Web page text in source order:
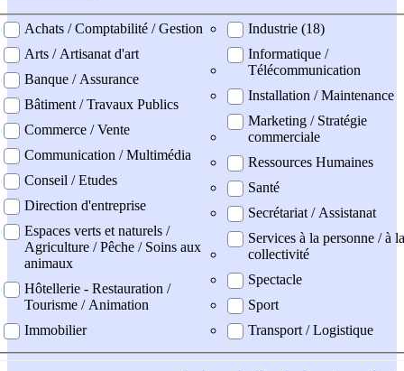
professionel
Achats / Comptabilité / Gestion
Arts / Artisanat d'art
Banque / Assurance
Bâtiment / Travaux Publics
Commerce / Vente
Communication / Multimédia
Conseil / Etudes
Direction d'entreprise
Espaces verts et naturels /
Agriculture / Pêche / Soins aux
animaux
Hôtellerie - Restauration /
Tourisme / Animation
Immobilier
Industrie (18)
Informatique /
Télécommunication
Installation / Maintenance
Marketing / Stratégie
commerciale
Ressources Humaines
Santé
Secrétariat / Assistanat
Services à la personne / à la
collectivité
Spectacle
Sport
Transport / Logistique